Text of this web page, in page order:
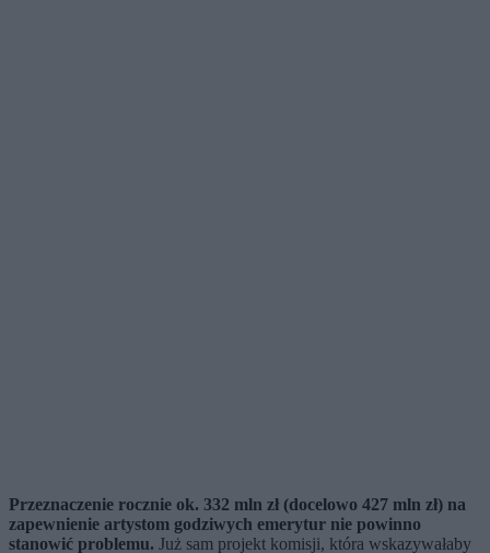
Przeznaczenie rocznie ok. 332 mln zł (docelowo 427 mln zł) na
zapewnienie artystom godziwych emerytur nie powinno
stanowić problemu. Już sam projekt komisji, która wskazywałaby